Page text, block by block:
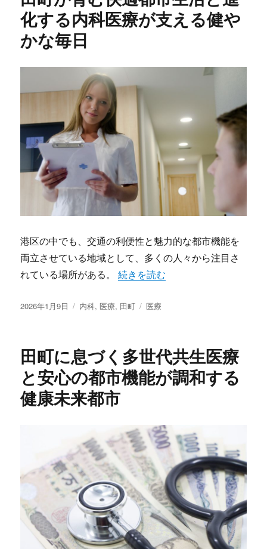
化する内科医療が支える健や
かな毎日
港区の中でも、交通の利便性と魅力的な都市機能を
両立させている地域として、多くの人々から注目さ
れている場所がある。“田町が育む快適都市生活と進化
続きを読む
投
2026年1月9日
カ
ー
内科,医療, 田町
タ
医療
田町に息づく多世代共生医療
と安心の都市機能が調和する
健康未来都市